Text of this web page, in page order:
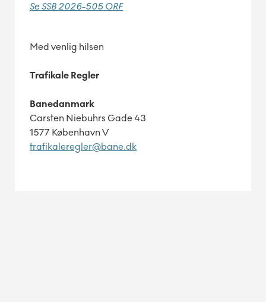
Se SSB 2026-505 ORF
Med venlig hilsen
Trafikale Regler
Banedanmark
Carsten Niebuhrs Gade 43
1577 København V
trafikaleregler@bane.dk